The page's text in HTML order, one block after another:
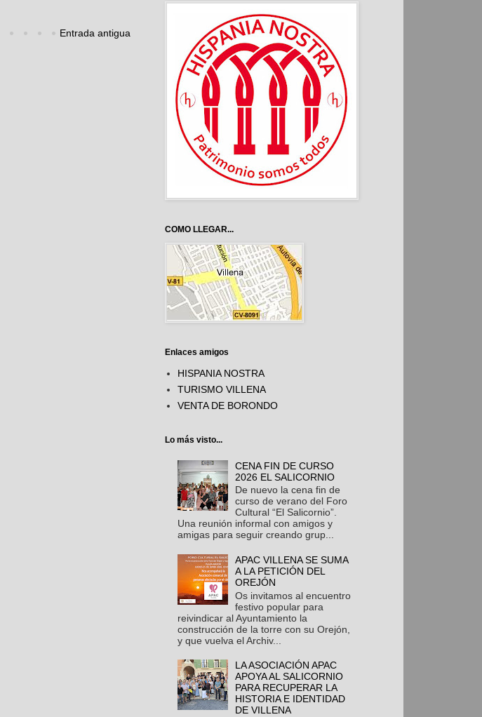
Entrada antigua
COMO LLEGAR...
Enlaces amigos
HISPANIA NOSTRA
TURISMO VILLENA
VENTA DE BORONDO
Lo más visto...
CENA FIN DE CURSO
2026 EL SALICORNIO
De nuevo la cena fin de
curso de verano del Foro
Cultural “El Salicornio”.
Una reunión informal con amigos y
amigas para seguir creando grup...
APAC VILLENA SE SUMA
A LA PETICIÓN DEL
OREJÓN
Os invitamos al encuentro
festivo popular para
reivindicar al Ayuntamiento la
construcción de la torre con su Orejón,
y que vuelva el Archiv...
LA ASOCIACIÓN APAC
APOYA AL SALICORNIO
PARA RECUPERAR LA
HISTORIA E IDENTIDAD
DE VILLENA